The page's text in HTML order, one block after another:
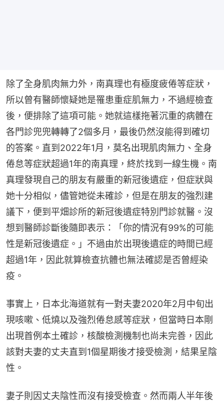
除了全身肌肉無力外，南真理也有極度疲倦等症狀，
所以曾有醫師懷疑她是罹患重症肌無力，不過經檢查
後，便排除了這項可能。她就這樣拖著沉重的病體在
各門診兜兜轉轉了2個多月，最後仍然沒能得到確切
的答案。直到2022年1月，莫名出現肌肉無力、全身
倦怠等症狀超過1年的南真理，終於找到一線生機。南
真理發現自己的朋友有嚴重的新冠後遺症，但症狀與
她十分相似，儘管她從未確診，但是在朋友的強烈建
議下，便到平畑診所的新冠後遺症特別門診就醫。沒
想到醫師診斷後隨即表示：「你的情況有99%的可能
性是新冠後遺症。」不過由於出現後遺症的時間已經
超過1年，因此就算檢查抗體也無法確認是否曾經染
疫。
事實上，日本北海道就有一對夫妻2020年2月中旬出
現咳嗽、低燒以及強烈倦怠感等症狀，但當時日本剛
出現首例本土確診，核酸檢測機制也尚未完善，因此
該對夫妻的丈夫直到1個星期後才接受檢測，結果呈陰
性。
妻子則因丈夫陰性而沒有接受檢查。然而兩人半年後